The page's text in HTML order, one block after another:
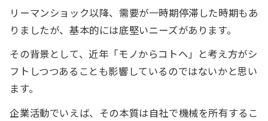
リーマンショック以降、需要が一時期停滞した時期もあ
りましたが、基本的には底堅いニーズがあります。
その背景として、近年「モノからコトヘ」と考え方がシ
フトしつつあることも影響しているのではないかと思い
ます。
企業活動でいえば、その本質は自社で機械を所有するこ